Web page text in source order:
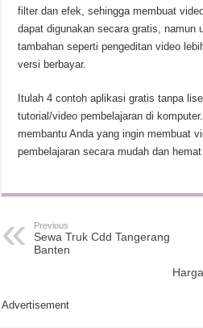
filter dan efek, sehingga membuat
dapat digunakan secara gratis, namun
tambahan seperti pengeditan video
versi berbayar.
Itulah 4 contoh aplikasi gratis tanpa
tutorial/video pembelajaran di
membantu Anda yang ingin membuat
pembelajaran secara mudah dan
Previous
Sewa Truk Cdd Tangerang
Banten
Advertisement